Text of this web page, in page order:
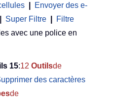
Envoyer des e-
Super Filtre
Filtre
avec une police en
15:12 Outilsde
des caractères
de